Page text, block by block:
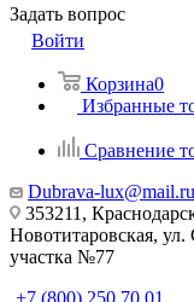
Задать вопрос
Войти
Корзина0
Избранные
Сравнение
Dubrava-lux@mail.ru
353211,
Новотитаровская, ул.
участка №77
+7 (800) 250 70 01